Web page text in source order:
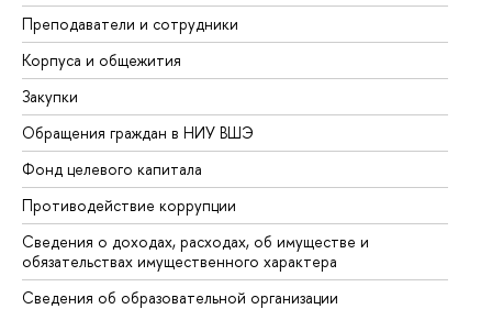
Преподаватели и сотрудники
Корпуса и общежития
Закупки
Обращения граждан в НИУ ВШЭ
Фонд целевого капитала
Противодействие коррупции
Сведения о доходах, расходах, об имуществе и
обязательствах имущественного характера
Сведения об образовательной организации